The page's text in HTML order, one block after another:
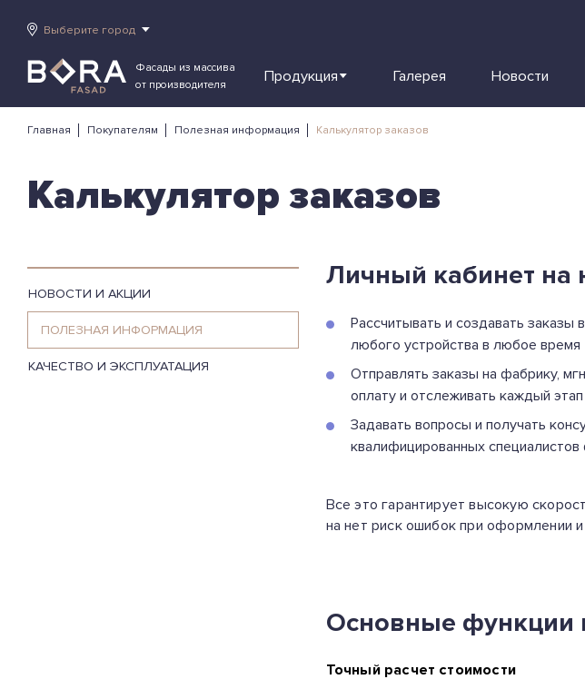
Выберите город
Фасады из массива
от производителя
Продукция Галерея Новости
Главная Покупателям Полезная информация Калькулятор заказов
Калькулятор заказов
НОВОСТИ И АКЦИИ
ПОЛЕЗНАЯ ИНФОРМАЦИЯ
КАЧЕСТВО И ЭКСПЛУАТАЦИЯ
Личный кабинет на
Рассчитывать и создавать
любого устройства в любое время
Отправлять заказы на фабрику,
оплату и отслеживать каждый
Задавать вопросы и получать
квалифицированных
Все это гарантирует высокую
на нет риск ошибок при оформлении
Основные функции
Точный расчет стоимости